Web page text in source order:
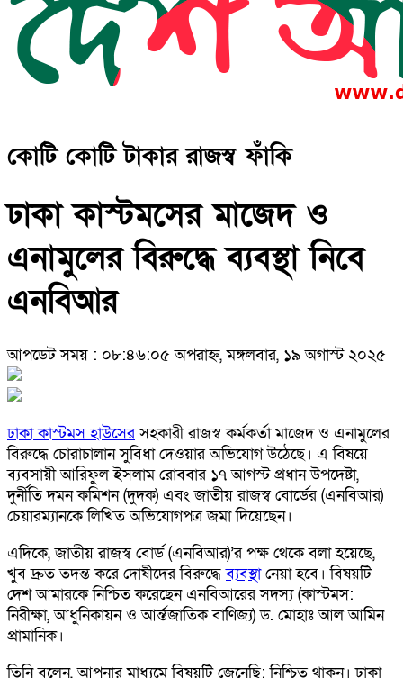
কোটি কোটি টাকার রাজস্ব ফাঁকি
ঢাকা কাস্টমসের মাজেদ ও
এনামুলের বিরুদ্ধে ব্যবস্থা নিবে
এনবিআর
আপডেট সময় : ০৮:৪৬:০৫ অপরাহ্ন, মঙ্গলবার, ১৯ অগাস্ট ২০২৫
ঢাকা কাস্টমস হাউসেরসহকারী রাজস্ব কর্মকর্তা মাজেদ ও এনামুলের
বিরুদ্ধে চোরাচালান সুবিধা দেওয়ার অভিযোগ উঠেছে। এ বিষয়ে
ব্যবসায়ী আরিফুল ইসলাম রোববার ১৭ আগস্ট প্রধান উপদেষ্টা,
দুর্নীতি দমন কমিশন (দুদক) এবং জাতীয় রাজস্ব বোর্ডের (এনবিআর)
চেয়ারম্যানকে লিখিত অভিযোগপত্র জমা দিয়েছেন।
এদিকে, জাতীয় রাজস্ব বোর্ড (এনবিআর)’র পক্ষ থেকে বলা হয়েছে,
খুব দ্রুত তদন্ত করে দোষীদের বিরুদ্ধেব্যবস্থানেয়া হবে। বিষয়টি
দেশ আমারকে নিশ্চিত করেছেন এনবিআরের সদস্য (কাস্টমস:
নিরীক্ষা, আধুনিকায়ন ও আর্ন্তজাতিক বাণিজ্য) ড. মোহাঃ আল আমিন
প্রামানিক।
তিনি বলেন, আপনার মাধ্যমে বিষয়টি জেনেছি; নিশ্চিত থাকুন। ঢাকা